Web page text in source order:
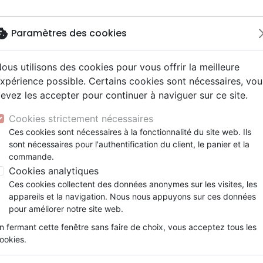
NouveautésBibles
Testaments
Etude biblique
Segond 21
Segond
NEG
Livres
Bandes dessinées
Famille, couple
Souffrance, Relation d'aide
Santé
eBooks
Couple
Découverte de la foi
Méditations
Souffrance, Relation d'aide
Psychologie
ans
Adolescents, jeunes
Bibles jeunesse
Latino, Folk
Soul
Rap, Hip-hop
Instrumental
Louange, Adoration
Hardrock, Métal
animés
conférences
Films, fiction
Documentaires, reportages
Jeux
Accessoires de Bible
Papeterie
en aluminium « Dieu est un guide parfait »
Stylo à bille bleu en
parfait »
Référence
Description Détails du produit
Stylo à bille bleu en aluminium « Dieu
blanc (réf. STYL2011)
Paramètres des cookies
utilisons des cookies pour vous offrir la meilleure
possible. Certains cookies sont nécessaires,
les accepter pour continuer à naviguer sur ce site.
Cookies strictement nécessaires
Ces cookies sont nécessaires à la fonctionnalité du site web. Ils
sont nécessaires pour l'authentification du client, le panier et la
commande.
Cookies analytiques
Ces cookies collectent des données anonymes sur les visites, les
appareils et la navigation. Nous nous appuyons sur ces données
pour améliorer notre site web.
fermant cette fenêtre sans faire de choix, vous acceptez tous les